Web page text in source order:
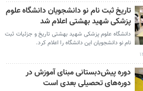
تاریخ ثبت نام نو دانشجویان دانشگاه علوم
پزشکی شهید بهشتی اعلام شد
دانشگاه علوم پزشکی شهید بهشتی تاریخ و جزئیات ثبت
نام نو دانشجویان این دانشگاه را اعلام کرد.
دوره‌ پیش‌دبستانی مبنای آموزش در
دوره‌های تحصیلی بعدی است